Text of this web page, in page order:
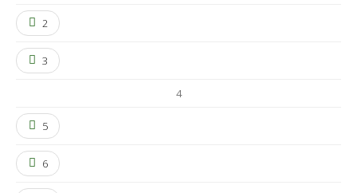
2
3
4
5
6